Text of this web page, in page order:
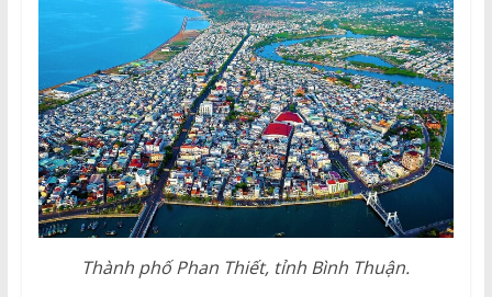
Thành phố Phan Thiết, tỉnh Bình Thuận.